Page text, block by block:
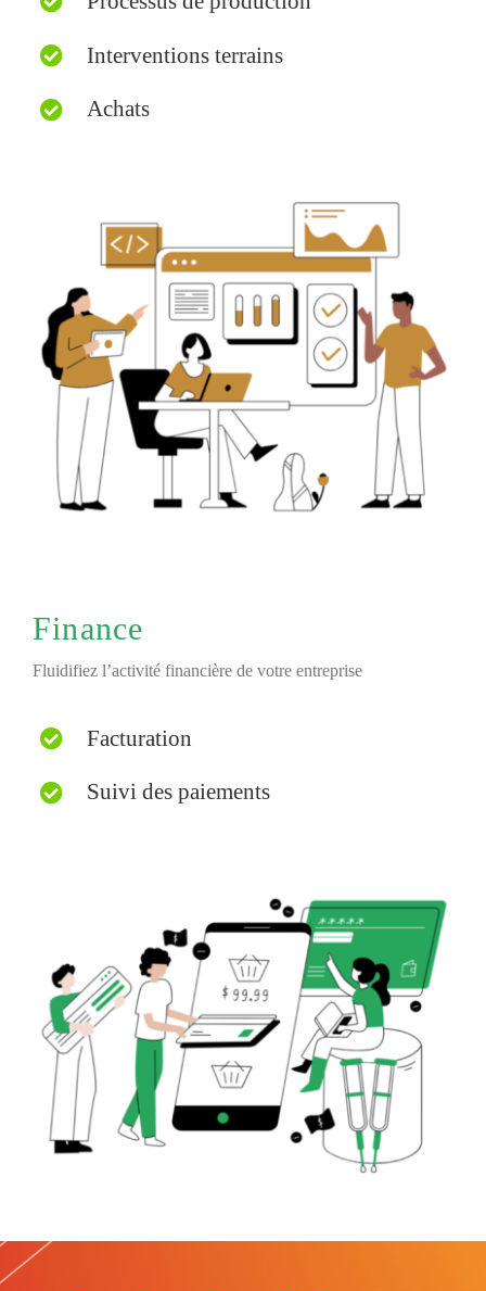
Interventions terrains
Achats
Finance
Fluidifiez l’activité financière de votre entreprise
Facturation
Suivi des paiements